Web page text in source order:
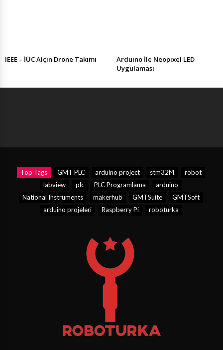
IEEE – İÜC Alçin Drone Takımı
Arduino İle Neopixel LED
Uygulaması
Top Tags GMT PLC arduino project stm32f4
robot
labview
plc PLC Programlama
arduino
National Instruments
makerhub GMTSuite
GMTSoft
arduino projeleri
Raspberry Pi roboturka